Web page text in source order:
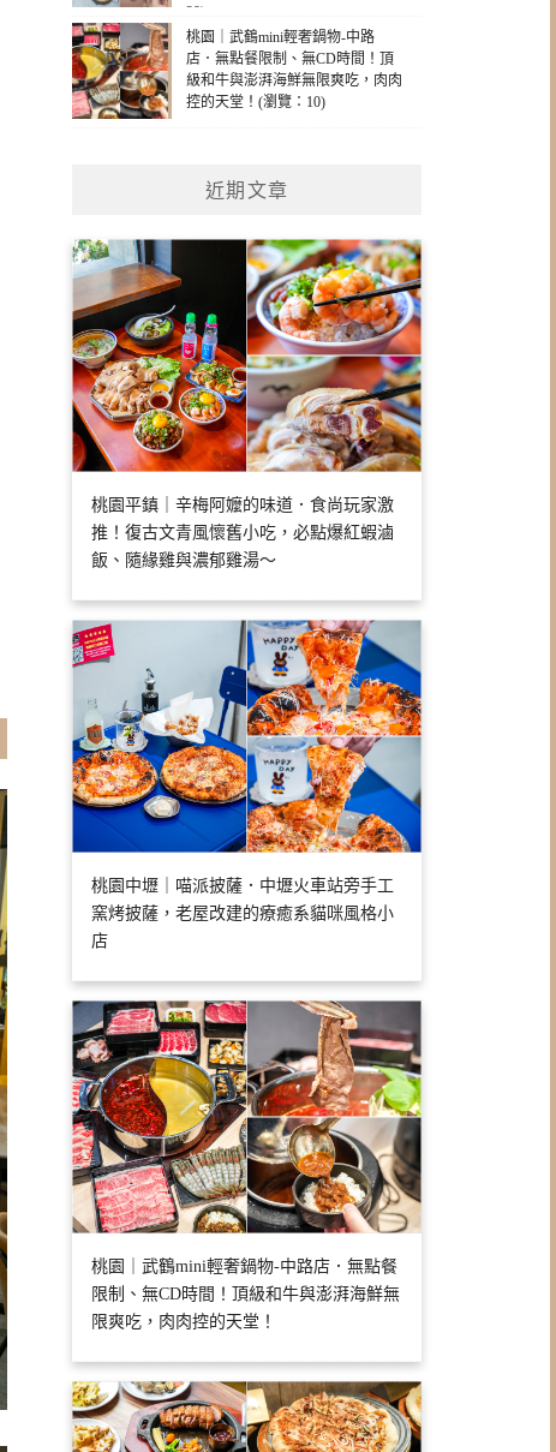
29)
桃園｜武鶴mini輕奢鍋物-中路
店．無點餐限制、無CD時間！頂
級和牛與澎湃海鮮無限爽吃，肉肉
控的天堂！(瀏覽：10)
近期文章
桃園平鎮｜辛梅阿嬤的味道．食尚玩家激
推！復古文青風懷舊小吃，必點爆紅蝦滷
飯、隨緣雞與濃郁雞湯～
桃園中壢｜喵派披薩．中壢火車站旁手工
窯烤披薩，老屋改建的療癒系貓咪風格小
店
桃園｜武鶴mini輕奢鍋物-中路店．無點餐
限制、無CD時間！頂級和牛與澎湃海鮮無
限爽吃，肉肉控的天堂！